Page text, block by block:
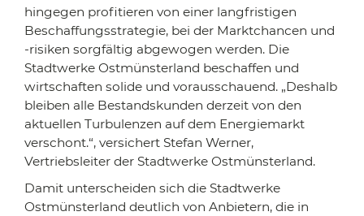
hingegen profitieren von einer langfristigen
Beschaffungsstrategie, bei der Marktchancen und
-risiken sorgfältig abgewogen werden. Die
Stadtwerke Ostmünsterland beschaffen und
wirtschaften solide und vorausschauend. „Deshalb
bleiben alle Bestandskunden derzeit von den
aktuellen Turbulenzen auf dem Energiemarkt
verschont.“, versichert Stefan Werner,
Vertriebsleiter der Stadtwerke Ostmünsterland.
Damit unterscheiden sich die Stadtwerke
Ostmünsterland deutlich von Anbietern, die in